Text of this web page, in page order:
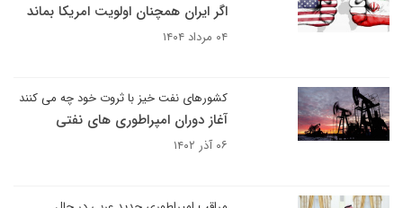
اگر ایران همچنان اولویت امریکا بماند
۰۴ مرداد ۱۴۰۴
کشورهای نفت خیز با ثروت خود چه می کنند
آغاز دوران امپراطوری های نفتی
۰۶ آذر ۱۴۰۲